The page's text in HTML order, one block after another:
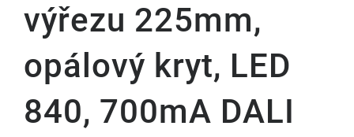
výřezu 225mm,
opálový kryt, LED
840, 700mA DALI